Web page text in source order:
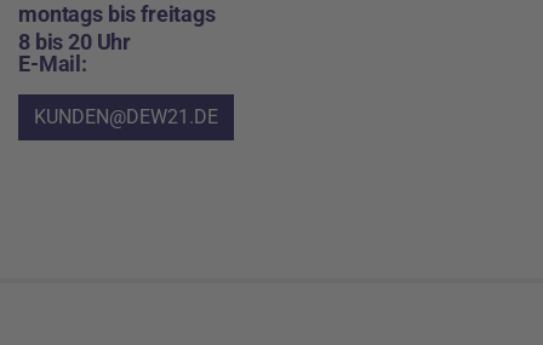
montags bis freitags
8 bis 20 Uhr
E-Mail:
KUNDEN@DEW21.DE